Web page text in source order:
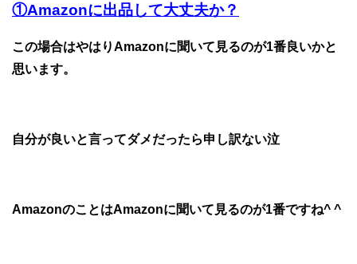
①Amazonに出品して大丈夫か？
この場合はやはりAmazonに聞いて見るのが1番良いかと
思います。
自分が良いと言ってダメだったら申し訳ない泣
AmazonのことはAmazonに聞いて見るのが1番ですね^ ^